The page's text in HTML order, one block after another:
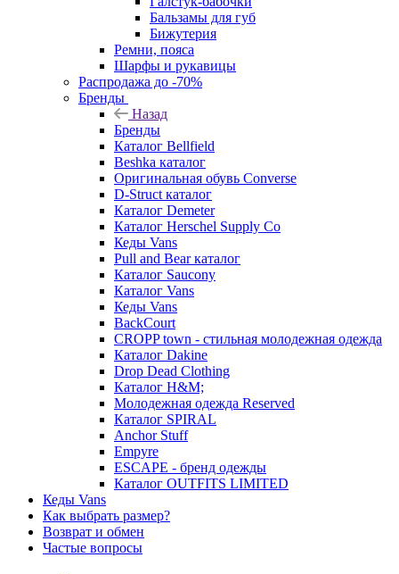
Бальзамы для губ
Бижутерия
Ремни, пояса
Шарфы и рукавицы
Распродажа до -70%
Бренды
Назад
Бренды
Каталог Bellfield
Beshka каталог
Оригинальная обувь Converse
D-Struct каталог
Каталог Demeter
Каталог Herschel Supply Co
Кеды Vans
Pull and Bear каталог
Каталог Saucony
Каталог Vans
Кеды Vans
BackCourt
CROPP town - стильная молодежная одежда
Каталог Dakine
Drop Dead Clothing
Каталог H&M;
Молодежная одежда Reserved
Каталог SPIRAL
Anchor Stuff
Empyre
ESCAPE - бренд одежды
Каталог OUTFITS LIMITED
Кеды Vans
Как выбрать размер?
Возврат и обмен
Частые вопросы